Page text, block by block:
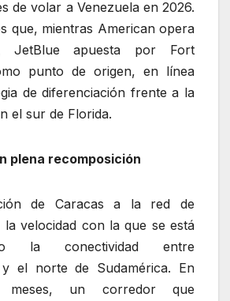
de volar a Venezuela en 2026.
que, mientras American opera
JetBlue apuesta por Fort
punto de origen, en línea
de diferenciación frente a la
el sur de Florida.
plena recomposición
de Caracas a la red de
velocidad con la que se está
la conectividad entre
y el norte de Sudamérica. En
meses, un corredor que